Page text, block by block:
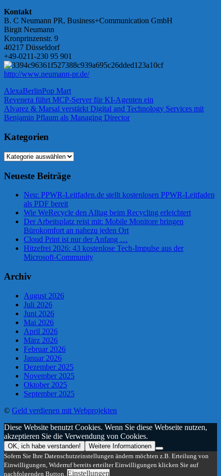
Kontakt
B. C Neumann PR, Business+Communication GmbH
Birgit Neumann
Kronprinzenstr. 9
40217 Düsseldorf
+49-0211-230 95 901
http://www.neumann-pr.de/
AlexaBerlinPop Mart
Beitragsnavigation
Vorheriger
Beitrag:
Revenera führt MCP-Server für KI-Agenten ein
Nächster
Beitrag:
Alvarez & Marsal verstärkt Digital and Technology Services mit
Benjamin Pflaum als Managing Director
Kategorien
Kategorien
Neueste Beiträge
Neu: PPWR-Leitfaden.de stellt kostenlosen PPWR-Leitfaden
als PDF bereit
Wie WeRecycle den Alltag beim Recycling erleichtert
Der Arbeitsplatz reist mit: Mobile Monitore bringen
Bürokomfort an nahezu jeden Ort
Cloud Print ist nur der Anfang …
Hitzefrei 2026: 43 kostenlose Tech-Impulse aus der
Microsoft-Community
Archiv
August 2026
Juli 2026
Juni 2026
Mai 2026
April 2026
März 2026
Februar 2026
Januar 2026
Dezember 2025
November 2025
Oktober 2025
September 2025
© Geld verdienen mit Webprojekten
Diese Website benutzt Cookies. Wenn Sie diese Webseite nutzen,
akzeptieren Sie die Verwendung von Cookies.
OK, ich habe verstanden!
Weitere Informationen
Sofern Sie Ihre Datenschutzeinstellungen ändern möchten z.B. Erteilung von
Einwilligungen, Widerruf bereits erteilter Einwilligungen klicken Sie auf
nachfolgenden Button. Einstellungen